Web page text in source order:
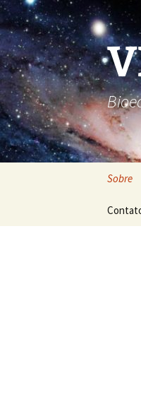
Pular
para
o
conteúdo
Sobre